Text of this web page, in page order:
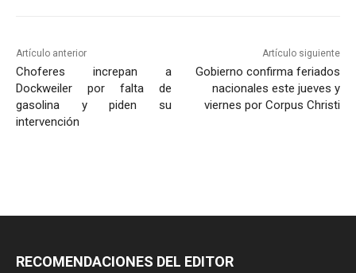
Artículo anterior
Choferes increpan a
Dockweiler por falta de
gasolina y piden su
intervención
Artículo siguiente
Gobierno confirma feriados
nacionales este jueves y
viernes por Corpus Christi
RECOMENDACIONES DEL EDITOR